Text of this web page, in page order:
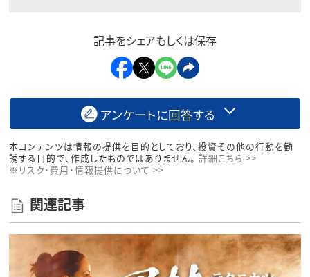
記事をシェアもしくは保存
アンケートに回答する
本コンテンツは情報の提供を目的としており、投資その他の行動を勧
誘する目的で、作成したものではありません。 詳細こちら >>
※リスク・費用・情報提供について >>
関連記事